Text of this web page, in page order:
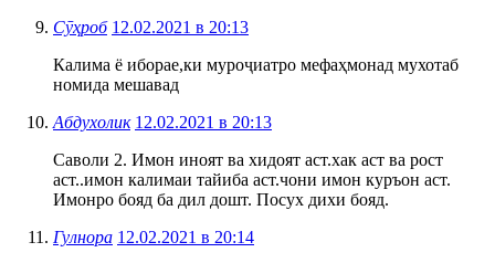
Сӯҳроб 12.02.2021 в 20:13
Калима ё иборае,ки муроҷиатро мефаҳмонад мухотаб
номида мешавад
Абдухолик 12.02.2021 в 20:13
Саволи 2. Имон иноят ва хидоят аст.хак аст ва рост
аст..имон калимаи тайиба аст.чони имон куръон аст.
Имонро бояд ба дил дошт. Посух дихи бояд.
Гулнора 12.02.2021 в 20:14